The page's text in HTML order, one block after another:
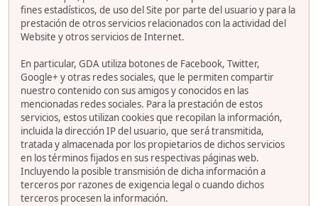
fines estadísticos, de uso del Site por parte del usuario y para la
prestación de otros servicios relacionados con la actividad del
Website y otros servicios de Internet.
En particular, GDA utiliza botones de Facebook, Twitter,
Google+ y otras redes sociales, que le permiten compartir
nuestro contenido con sus amigos y conocidos en las
mencionadas redes sociales. Para la prestación de estos
servicios, estos utilizan cookies que recopilan la información,
incluida la dirección IP del usuario, que será transmitida,
tratada y almacenada por los propietarios de dichos servicios
en los términos fijados en sus respectivas páginas web.
Incluyendo la posible transmisión de dicha información a
terceros por razones de exigencia legal o cuando dichos
terceros procesen la información.